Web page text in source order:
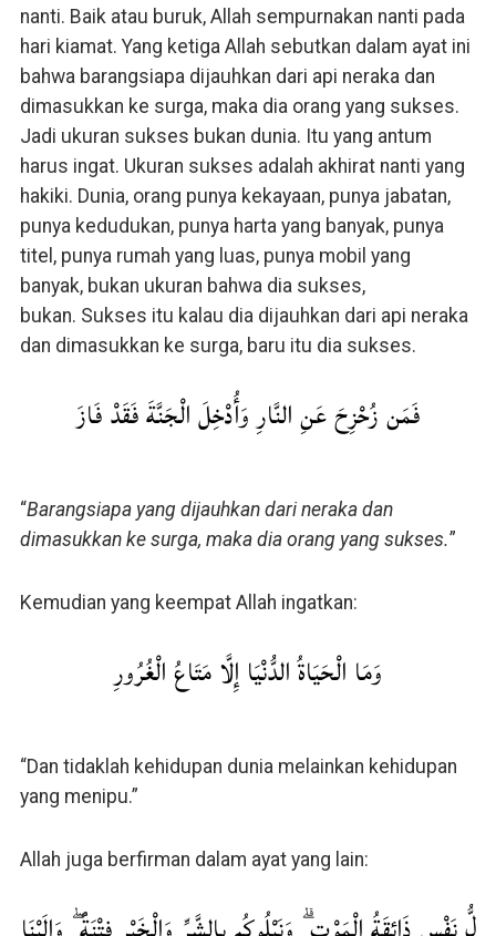
nanti. Baik atau buruk, Allah sempurnakan nanti pada
hari kiamat. Yang ketiga Allah sebutkan dalam ayat ini
bahwa barangsiapa dijauhkan dari api neraka dan
dimasukkan ke surga, maka dia orang yang sukses.
Jadi ukuran sukses bukan dunia. Itu yang antum
harus ingat. Ukuran sukses adalah akhirat nanti yang
hakiki. Dunia, orang punya kekayaan, punya jabatan,
punya kedudukan, punya harta yang banyak, punya
titel, punya rumah yang luas, punya mobil yang
banyak, bukan ukuran bahwa dia sukses,
bukan. Sukses itu kalau dia dijauhkan dari api neraka
dan dimasukkan ke surga, baru itu dia sukses.
فَمَن زُحْزِحَ عَنِ النَّارِ وَأُدْخِلَ الْجَنَّةَ فَقَدْ فَازَ
“Barangsiapa yang dijauhkan dari neraka dan
dimasukkan ke surga, maka dia orang yang sukses.”
Kemudian yang keempat Allah ingatkan:
وَمَا الْحَيَاةُ الدُّنْيَا إِلَّا مَتَاعُ الْغُرُورِ
“Dan tidaklah kehidupan dunia melainkan kehidupan
yang menipu.”
Allah juga berfirman dalam ayat yang lain: